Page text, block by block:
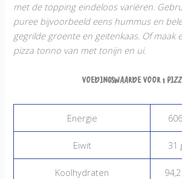
met de topping eindeloos variëren.
puree bijvoorbeeld eens hummus en
gegrilde groente en geitenkaas. Of maak
pizza tonno van met tonijn en ui.
Voedingswaarde voor 1
Energie
Eiwit 31
Koolhydraten